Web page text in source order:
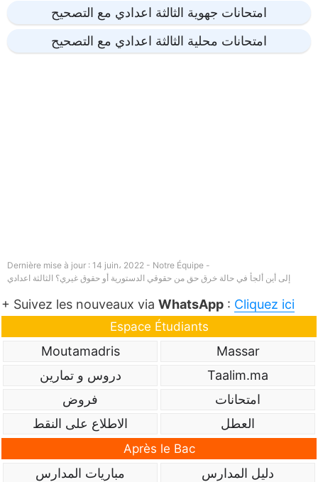
امتحانات جهوية الثالثة اعدادي مع التصحيح
امتحانات محلية الثالثة اعدادي مع التصحيح
Dernière mise à jour : 14 juin، 2022 - Notre Équipe -
إلى أين ألجأ في حالة خرق حق من حقوقي الدستورية أو حقوق غيري؟ الثالثة اعدادي
+ Suivez les nouveaux via WhatsApp : Cliquez ici
Espace Étudiants
Massar
Moutamadris
Taalim.ma
دروس و تمارين
امتحانات
فروض
العطل
الاطلاع على النقط
Après le Bac
دليل المدارس مباريات المدارس